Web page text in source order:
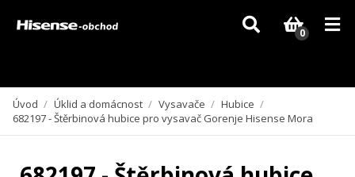
Vzhledem k aktuální situaci se může dodání dílů, které nejsou skladem,
zpozdit. Děkujeme za pochopení.
0
Úvod / Úklid a domácnost / Vysavače / Hubice /
682197 - Štěrbinová hubice pro vysavač Gorenje Hisense Mora